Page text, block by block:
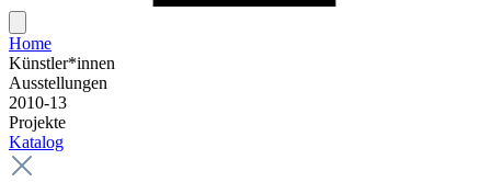
Home
Künstler*innen
Ausstellungen
2010-13
Projekte
Katalog